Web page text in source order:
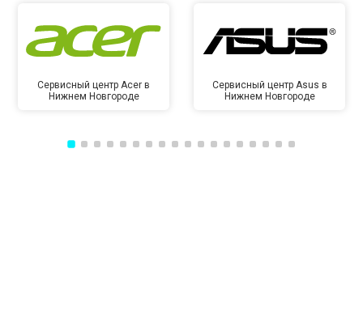
Сервисный центр Acer в
Нижнем Новгороде
Сервисный центр Asus в
Нижнем Новгороде